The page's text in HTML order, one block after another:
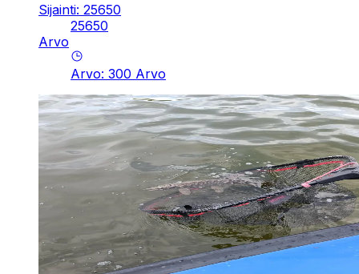
Sijainti: 25650
25650
Arvo
Arvo: 300 Arvo